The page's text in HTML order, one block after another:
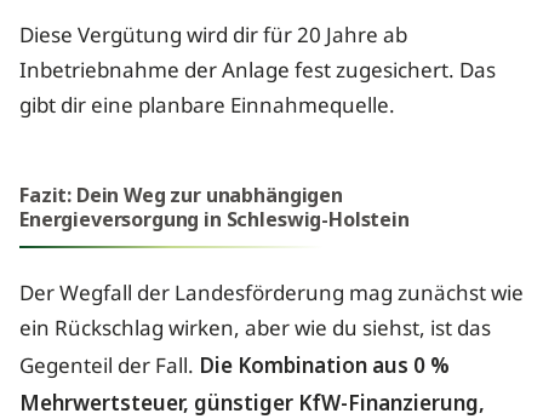
Diese Vergütung wird dir für 20 Jahre ab
Inbetriebnahme der Anlage fest zugesichert. Das
gibt dir eine planbare Einnahmequelle.
Fazit: Dein Weg zur unabhängigen
Energieversorgung in Schleswig-Holstein
Der Wegfall der Landesförderung mag zunächst wie
ein Rückschlag wirken, aber wie du siehst, ist das
Gegenteil der Fall. Die Kombination aus 0 %
Mehrwertsteuer, günstiger KfW-Finanzierung,